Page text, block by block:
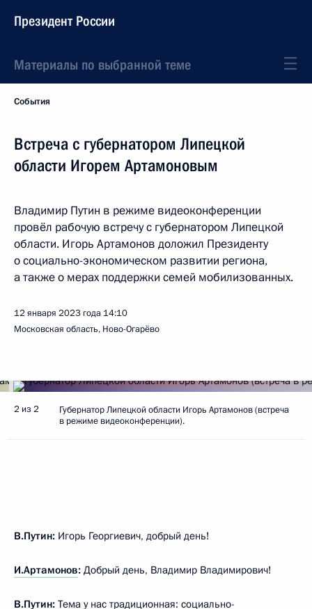
Президент России
Материалы по выбранной теме
События
Встреча с губернатором Липецкой
области Игорем Артамоновым
Владимир Путин в режиме видеоконференции
провёл рабочую встречу с губернатором Липецкой
области. Игорь Артамонов доложил Президенту
о социально-экономическом развитии региона,
а также о мерах поддержки семей мобилизованных.
12 января 2023 года 14:10
Московская область, Ново-Огарёво
2 из 2
Губернатор Липецкой области Игорь Артамонов (встреча
в режиме видеоконференции).
В.Путин: Игорь Георгиевич, добрый день!
И.Артамонов: Добрый день, Владимир Владимирович!
В.Путин: Тема у нас традиционная: социально-